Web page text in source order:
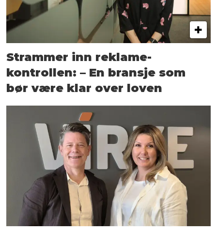
Strammer inn reklame-
kontrollen: – En bransje som
bør være klar over loven